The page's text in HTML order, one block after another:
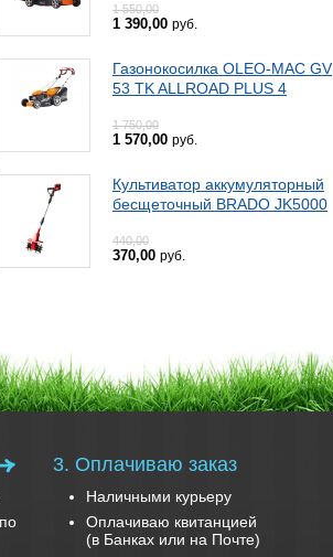
1 550,00
1 390,00 руб.
Газонокосилка OLEO-MAC GV
53 TK ALLROAD PLUS 4
1 750,00
1 570,00 руб.
Культиватор аккумуляторный
бесщеточный BRADO JK5000
440,00
370,00 руб.
3. Оплачиваю заказ
Наличными курьеру
Оплачиваю квитанцией
(в Банках или на Почте)